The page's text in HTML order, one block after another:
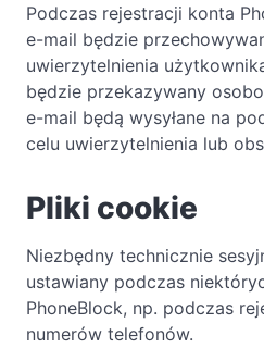
Podczas rejestracji konta
e-mail będzie
uwierzytelnienia
będzie przekazywany
e-mail będą wysyłane na
celu uwierzytelnienia lub
Pliki cookie
Niezbędny technicznie
ustawiany podczas
PhoneBlock, np. podczas
numerów telefonów.